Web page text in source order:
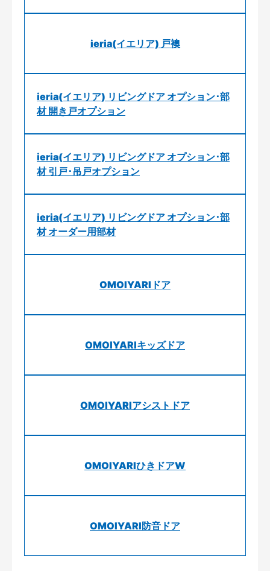
ieria(イエリア) 戸襖
ieria(イエリア) リビングドア オプション･部
材 開き戸オプション
ieria(イエリア) リビングドア オプション･部
材 引戸･吊戸オプション
ieria(イエリア) リビングドア オプション･部
材 オーダー用部材
OMOIYARIドア
OMOIYARIキッズドア
OMOIYARIアシストドア
OMOIYARIひきドアW
OMOIYARI防音ドア